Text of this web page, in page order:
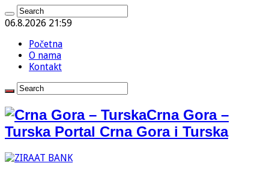
06.8.2026 21:59
Početna
O nama
Kontakt
Crna Gora –
Turska Portal Crna Gora i Turska